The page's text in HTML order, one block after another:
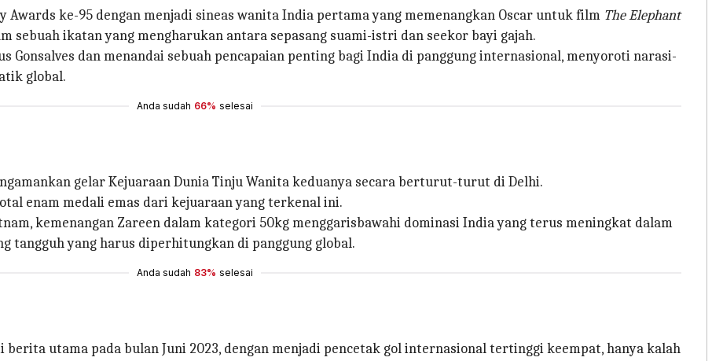
Awards ke-95 dengan menjadi sineas wanita India pertama yang memenangkan Oscar untuk film The Elephant
sebuah ikatan yang mengharukan antara sepasang suami-istri dan seekor bayi gajah.
dan menandai sebuah pencapaian penting bagi India di panggung internasional, menyoroti narasi-
global.
Anda sudah 66% selesai
gelar Kejuaraan Dunia Tinju Wanita keduanya secara berturut-turut di Delhi.
enam medali emas dari kejuaraan yang terkenal ini.
kemenangan Zareen dalam kategori 50kg menggarisbawahi dominasi India yang terus meningkat dalam
tangguh yang harus diperhitungkan di panggung global.
Anda sudah 83% selesai
utama pada bulan Juni 2023, dengan menjadi pencetak gol internasional tertinggi keempat, hanya kalah